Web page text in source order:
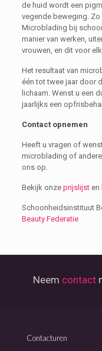
de huid wordt een
vegende beweging. Zo
Microblading bij
manier van werken,
vrouwen, en dit voor
Het resultaat van
één tot twee jaar door
lichaam. Wenst u een
jaarlijks een
Contact opnemen
Heeft u vragen of
microblading of
ons op.
Bekijk onze prijslijsten
Schoonheidsinstituut
Beauty Federatie
Neem contact
Contacturen